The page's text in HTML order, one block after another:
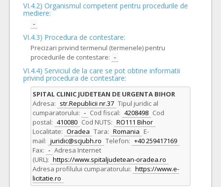
VI.4.2) Organismul competent pentru procedurile de
mediere:
-
VI.4.3) Procedura de contestare:
Precizari privind termenul (termenele) pentru
procedurile de contestare: -
VI.4.4) Serviciul de la care se pot obtine informatii
privind procedura de contestare:
SPITAL CLINIC JUDETEAN DE URGENTA BIHOR
Adresa: str.Republicii nr.37 Tipul juridic al
cumparatorului: - Cod fiscal: 4208498 Cod
postal: 410080 Cod NUTS: RO111 Bihor
Localitate: Oradea Tara: Romania E-
mail: juridic@scjubh.ro Telefon: +40 259417169
Fax: - Adresa Internet
(URL): https://www.spitaljudetean-oradea.ro
Adresa profilului cumparatorului: https://www.e-
licitatie.ro